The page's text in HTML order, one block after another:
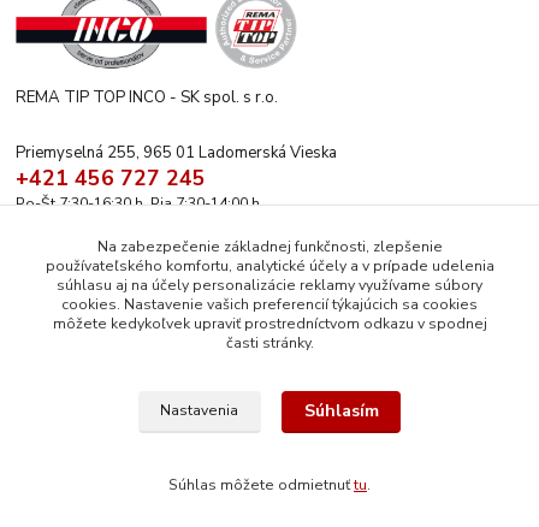
REMA TIP TOP INCO - SK spol. s r.o.
Priemyselná 255, 965 01 Ladomerská Vieska
+421 456 727 245
Po-Št 7:30-16:30 h. Pia 7:30-14:00 h.
rematiptop@rematiptop.sk
stránky je chránený autorským právom. Všetky práva vyhradené.
Na zabezpečenie základnej funkčnosti, zlepšenie
používateľského komfortu, analytické účely a v prípade udelenia
súhlasu aj na účely personalizácie reklamy využívame súbory
cookies. Nastavenie vašich preferencií týkajúcich sa cookies
môžete kedykoľvek upraviť prostredníctvom odkazu v spodnej
časti stránky.
Nastavenia Súhlasím
Súhlas môžete odmietnuťtu.